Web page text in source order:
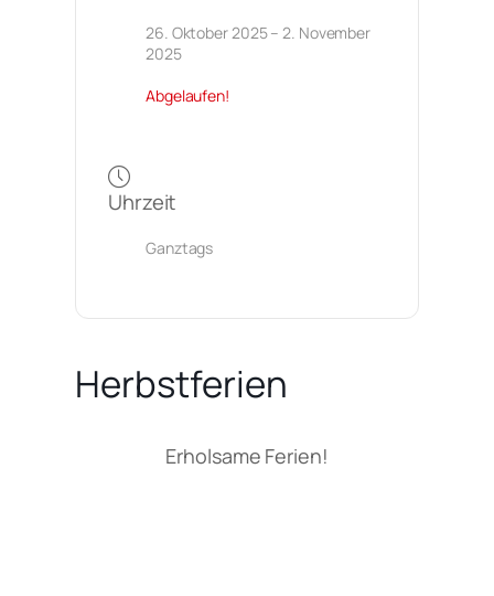
26. Oktober 2025– 2. November
2025
Abgelaufen!
Uhrzeit
Ganztags
Herbstferien
Erholsame Ferien!